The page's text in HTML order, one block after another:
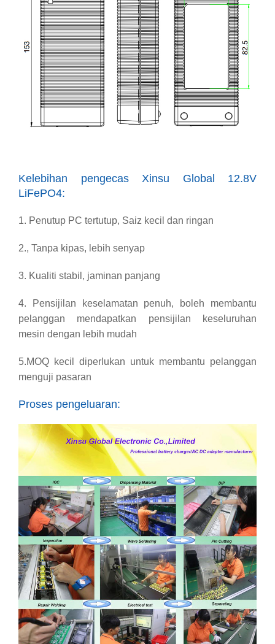
Kelebihan pengecas Xinsu Global 12.8V
LiFePO4:
1. Penutup PC tertutup, Saiz kecil dan ringan
2., Tanpa kipas, lebih senyap
3. Kualiti stabil, jaminan panjang
4. Pensijilan keselamatan penuh, boleh membantu
pelanggan mendapatkan pensijilan keseluruhan
mesin dengan lebih mudah
5.MOQ kecil diperlukan untuk membantu pelanggan
menguji pasaran
Proses pengeluaran: